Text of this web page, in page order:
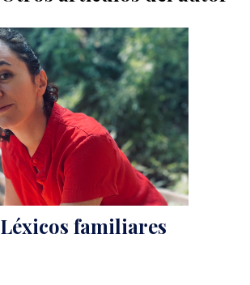
Léxicos familiares